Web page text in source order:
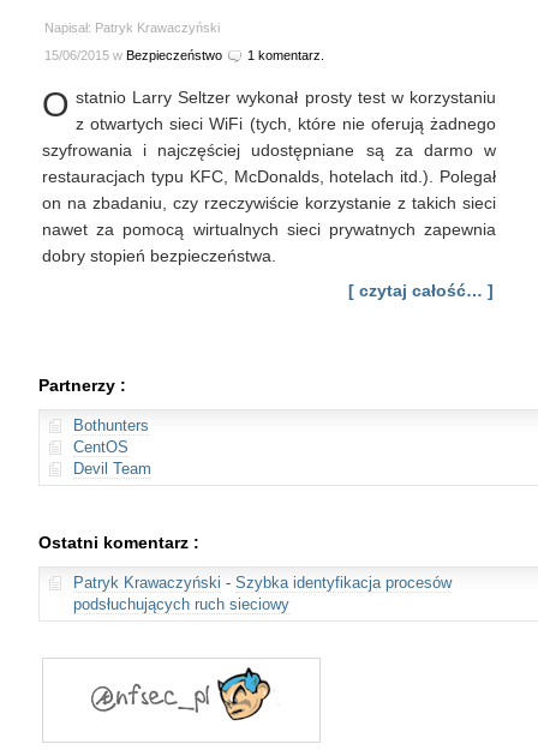
Napisał: Patryk Krawaczyński
15/06/2015 w Bezpieczeństwo 1 komentarz.
O statnio Larry Seltzer wykonał prosty test w korzystaniu
z otwartych sieci WiFi (tych, które nie oferują żadnego
szyfrowania i najczęściej udostępniane są za darmo w
restauracjach typu KFC, McDonalds, hotelach itd.). Polegał
on na zbadaniu, czy rzeczywiście korzystanie z takich sieci
nawet za pomocą wirtualnych sieci prywatnych zapewnia
dobry stopień bezpieczeństwa.
[ czytaj całość… ]
Partnerzy :
Bothunters
CentOS
Devil Team
Ostatni komentarz :
Patryk Krawaczyński - Szybka identyfikacja procesów
podsłuchujących ruch sieciowy